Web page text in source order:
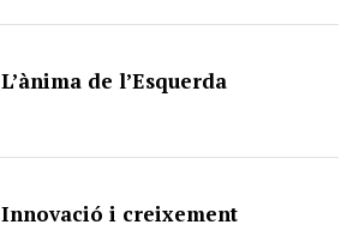
L’ànima de l’Esquerda
Innovació i creixement